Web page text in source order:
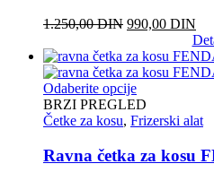
1.250,00DIN 990,00 DIN
Odaberite opcije
BRZI PREGLED
Četke za kosu, Frizerski alat
Ravna četka za kosu